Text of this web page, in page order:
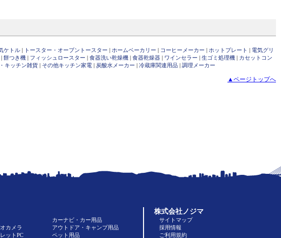
ケトル | トースター・オーブントースター | ホームベーカリー | コーヒーメーカー | ホットプレート | 電気グリ
| 餅つき機 | フィッシュロースター | 食器洗い乾燥機 | 食器乾燥器 | ワインセラー | 生ゴミ処理機 | カセットコン
キッチン雑貨 | その他キッチン家電 | 炭酸水メーカー | 冷蔵庫関連用品 | 調理メーカー
▲ページトップへ
カメラ
ットPC
カーナビ・カー用品
アウトドア・キャンプ用品
ペット用品
株式会社ノジマ
サイトマップ
採用情報
ご利用規約